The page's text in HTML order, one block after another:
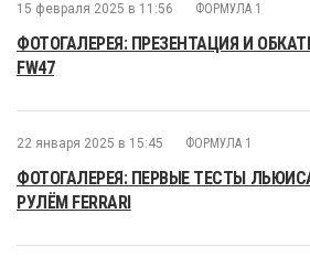
15 февраля 2025 в 11:56 ФОРМУЛА 1
ФОТОГАЛЕРЕЯ: ПРЕЗЕНТАЦИЯ И
FW47
22 января 2025 в 15:45 ФОРМУЛА 1
ФОТОГАЛЕРЕЯ: ПЕРВЫЕ ТЕСТЫ
РУЛЁМ FERRARI